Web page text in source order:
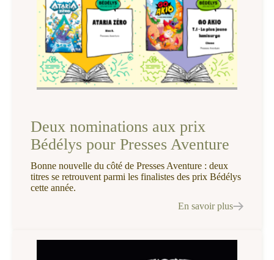
Deux nominations aux prix
Bédélys pour Presses Aventure
Bonne nouvelle du côté de Presses Aventure : deux
titres se retrouvent parmi les finalistes des prix Bédélys
cette année.
En savoir plus